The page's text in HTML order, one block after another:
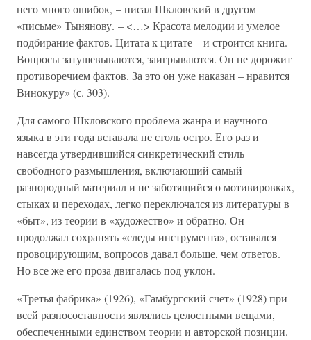
него много ошибок, – писал Шкловский в другом
«письме» Тынянову. – <…> Красота мелодии и умелое
подбирание фактов. Цитата к цитате – и строится книга.
Вопросы затушевываются, заигрываются. Он не дорожит
противоречием фактов. За это он уже наказан – нравится
Винокуру» (с. 303).
Для самого Шкловского проблема жанра и научного
языка в эти года вставала не столь остро. Его раз и
навсегда утвердившийся синкретический стиль
свободного размышления, включающий самый
разнородный материал и не заботящийся о мотивировках,
стыках и переходах, легко переключался из литературы в
«быт», из теории в «художество» и обратно. Он
продолжал сохранять «следы инструмента», оставался
провоцирующим, вопросов давал больше, чем ответов.
Но все же его проза двигалась под уклон.
«Третья фабрика» (1926), «Гамбургский счет» (1928) при
всей разносоставности являлись целостными вещами,
обеспеченными единством теории и авторской позиции.